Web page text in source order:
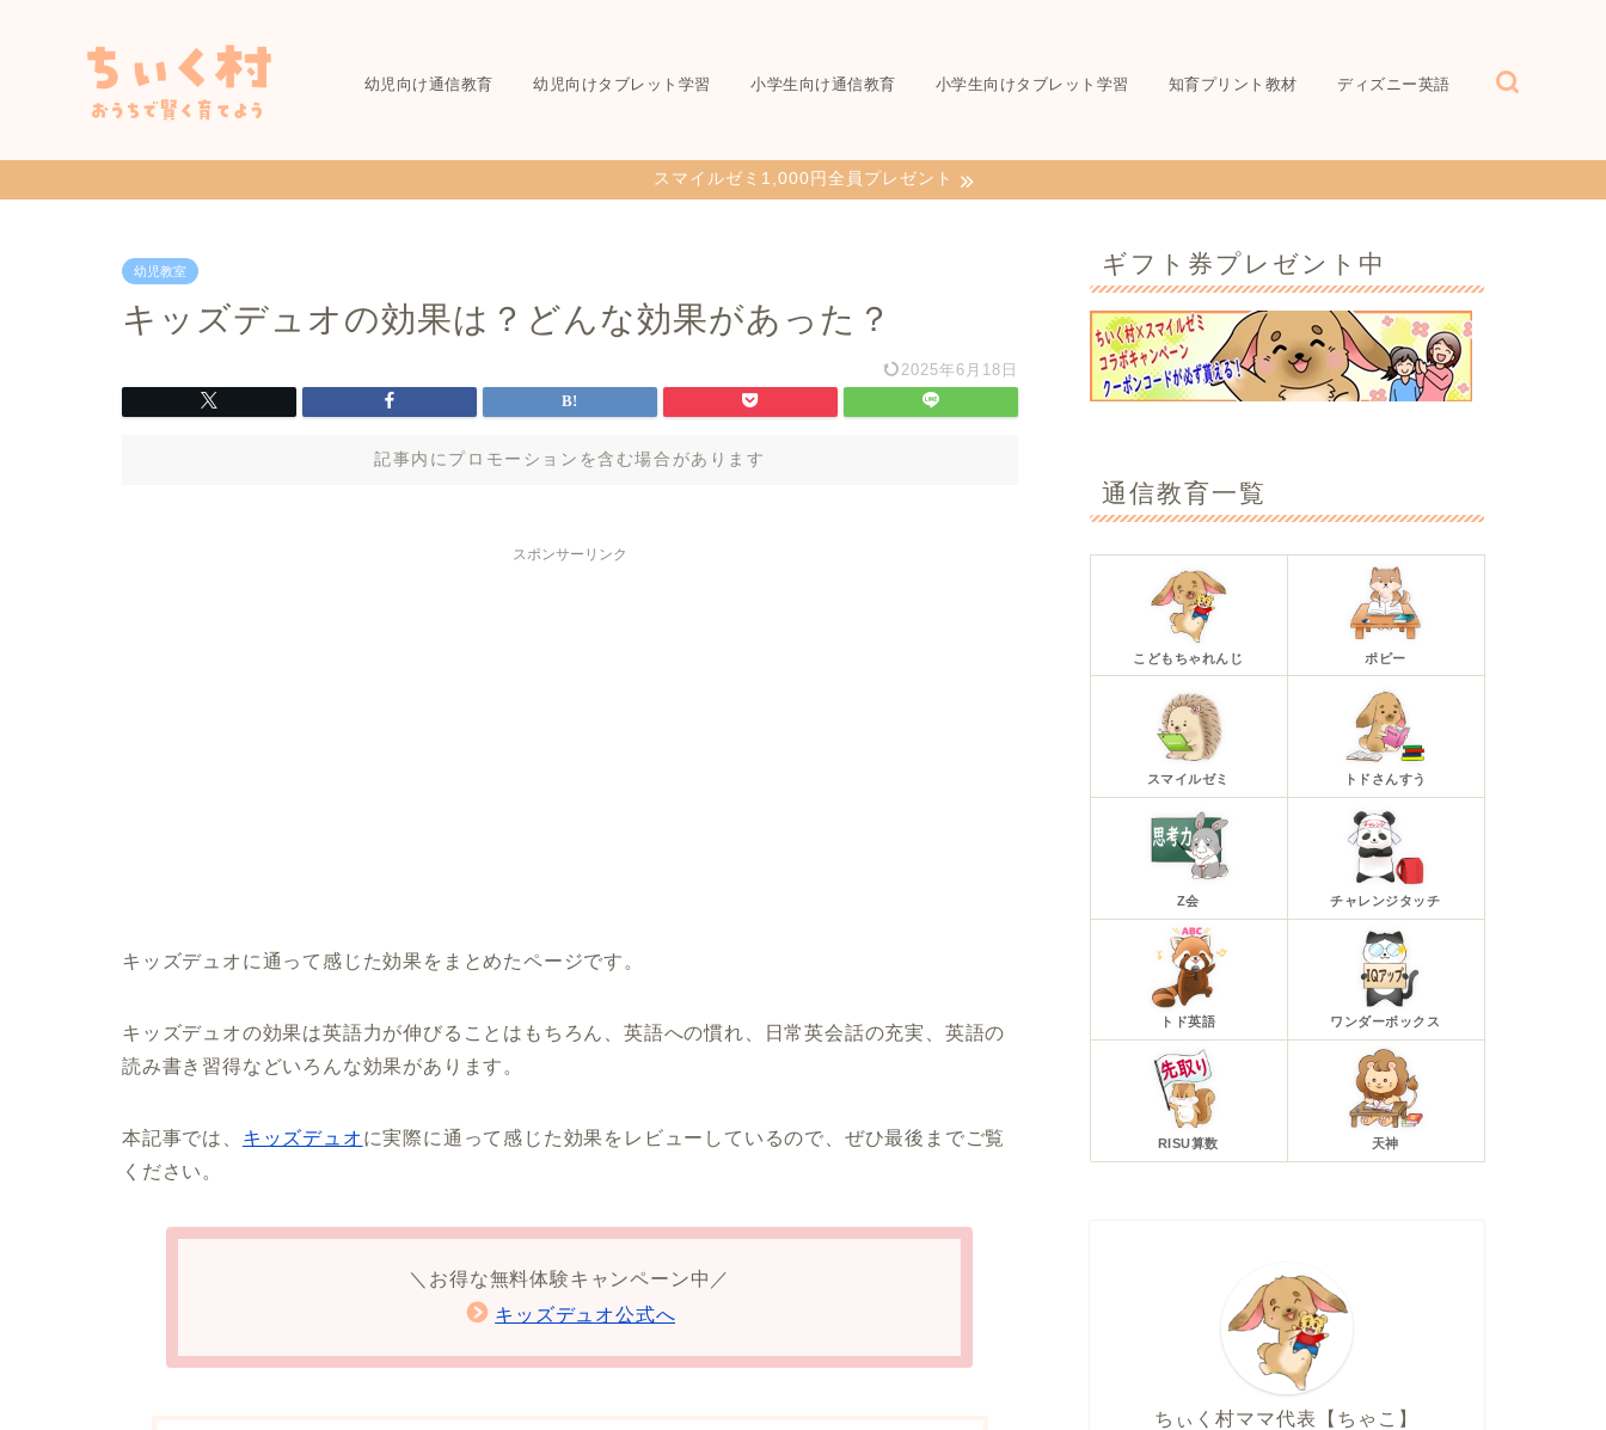
幼児向け通信教育 幼児向けタブレット学習 小学生向け通信教育 小学生向けタブレット学習 知育プリント教材 ディズニー英語
スマイルゼミ1,000円全員プレゼント
幼児教室
キッズデュオの効果は？どんな効果があった？
2025年6月18日
記事内にプロモーションを含む場合があります
スポンサーリンク
キッズデュオに通って感じた効果をまとめたページです。
キッズデュオの効果は英語力が伸びることはもちろん、英語への慣れ、日常英会話の充実、英語の
読み書き習得などいろんな効果があります。
本記事では、 キッズデュオに実際に通って感じた効果をレビューしているので、ぜひ最後までご覧
ください。
＼お得な無料体験キャンペーン中／
キッズデュオ公式へ
ギフト券プレゼント中
通信教育一覧
こどもちゃれんじ ポピー
スマイルゼミ トドさんすう
Z会 チャレンジタッチ
トド英語 ワンダーボックス
RISU算数 天神
ちぃく村ママ代表【ちゃこ】